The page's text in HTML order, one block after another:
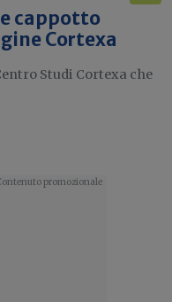
cappotto
Cortexa
Studi Cortexa che